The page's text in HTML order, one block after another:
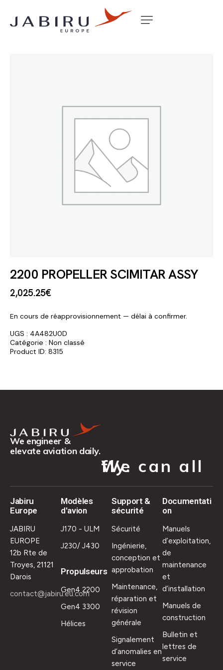
Accueil Non classé
2200 PROPELLER SCIMITAR ASSY
2,025.25€
En cours de réapprovisionnement — délai à confirmer.
UGS : 4A482U0D
Catégorie : Non classé
Product ID: 8315
We engineer &
elevate aviation daily.
We can all fly.
Jabiru
Europe
JABIRU
EUROPE
12b Rte de
Troyes, 21121
Darois
contact@jabiru.eu.com
Modèles
d'avion
J170 - ULM
J230/ J430
Propulseurs
Gen4 2200
Gen4 3300
Hélices
Support &
sécurité
Sécurité
Ingénierie,
conception et
approbation
Maintenance,
réparation et
révision
générale
Signalement
d’anomalies en
service
Documentati
on
Manuels
d’exploitation,
de
maintenance
et
d’installation
Manuels de
construction
Bulletin et
lettres de
service